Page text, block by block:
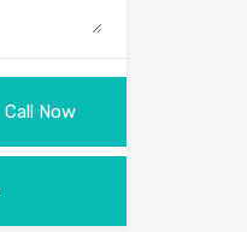
Call Now